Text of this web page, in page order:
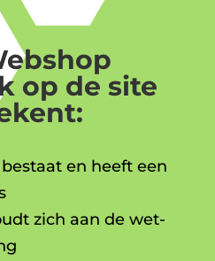
op de site
en heeft een
zich aan de wet-